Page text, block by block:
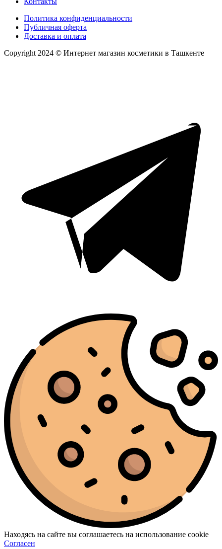
Политика конфиденциальности
Публичная оферта
Доставка и оплата
Copyright 2024 © Интернет магазин косметики в Ташкенте
Находясь на сайте вы соглашаетесь на использование cookie
Согласен